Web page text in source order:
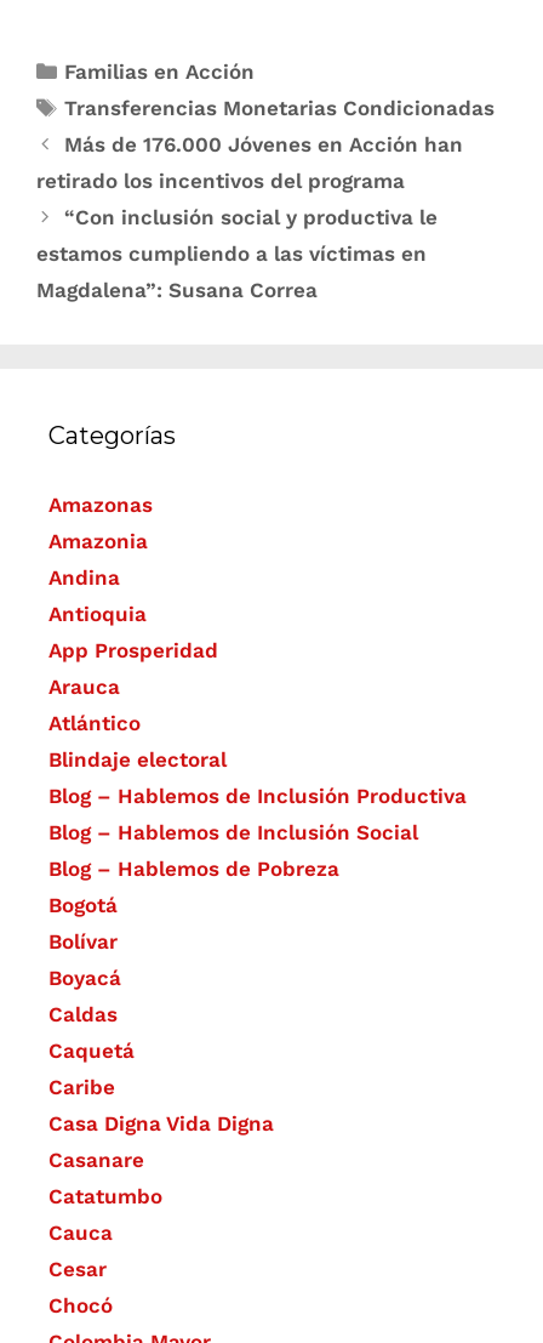
Familias en Acción
Transferencias Monetarias Condicionadas
Más de 176.000 Jóvenes en Acción han
retirado los incentivos del programa
“Con inclusión social y productiva le
estamos cumpliendo a las víctimas en
Magdalena”: Susana Correa
Categorías
Amazonas
Amazonia
Andina
Antioquia
App Prosperidad
Arauca
Atlántico
Blindaje electoral
Blog – Hablemos de Inclusión Productiva
Blog – Hablemos de Inclusión Social
Blog – Hablemos de Pobreza
Bogotá
Bolívar
Boyacá
Caldas
Caquetá
Caribe
Casa Digna Vida Digna
Casanare
Catatumbo
Cauca
Cesar
Chocó